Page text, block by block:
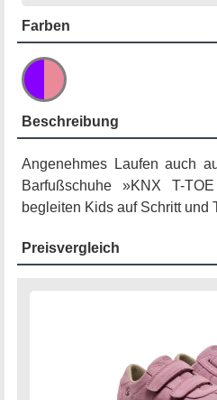
Farben
Beschreibung
Angenehmes Laufen auch
Barfußschuhe »KNX T-
begleiten Kids auf Schritt und
Preisvergleich